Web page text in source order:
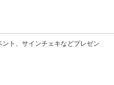
ント、サインチェキなどプレゼン